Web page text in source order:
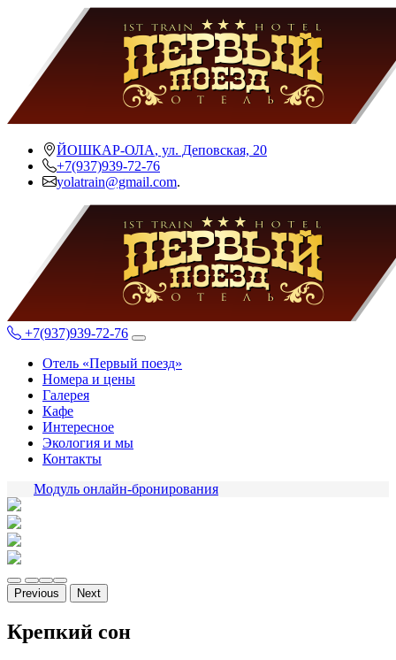
ЙОШКАР-ОЛА, ул. Деповская, 20
+7(937)939-72-76
yolatrain@gmail.com.
+7(937)939-72-76
Отель «Первый поезд»
Номера и цены
Галерея
Кафе
Интересное
Экология и мы
Контакты
Модуль онлайн-бронирования
Previous Next
Крепкий сон